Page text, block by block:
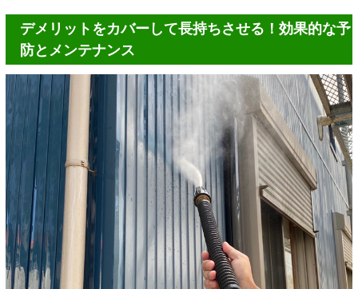
デメリットをカバーして長持ちさせる！効果的な予
防とメンテナンス